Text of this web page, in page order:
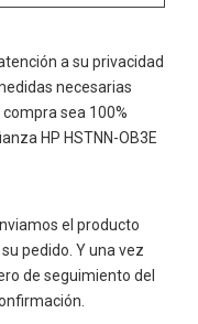
a su privacidad
necesarias
sea 100%
HP HSTNN-OB3E
el producto
pedido. Y una vez
de seguimiento del